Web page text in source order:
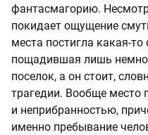
фантасмагорию.
покидает ощущение
места постигла какая-
пощадившая лишь
поселок, а он стоит,
трагедии. Вообще место
и неприбранностью,
именно пребывание